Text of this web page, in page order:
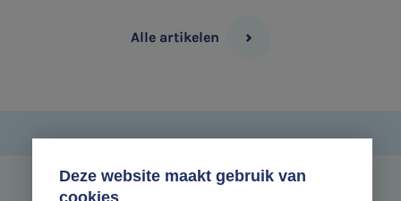
Deze website maakt gebruik van
cookies
Alle artikelen